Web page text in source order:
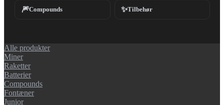
🎆Compounds ✨Tilbehør
Alle produkter
Miner
Raketter
Batterier
Compounds
Fontæner
Junior